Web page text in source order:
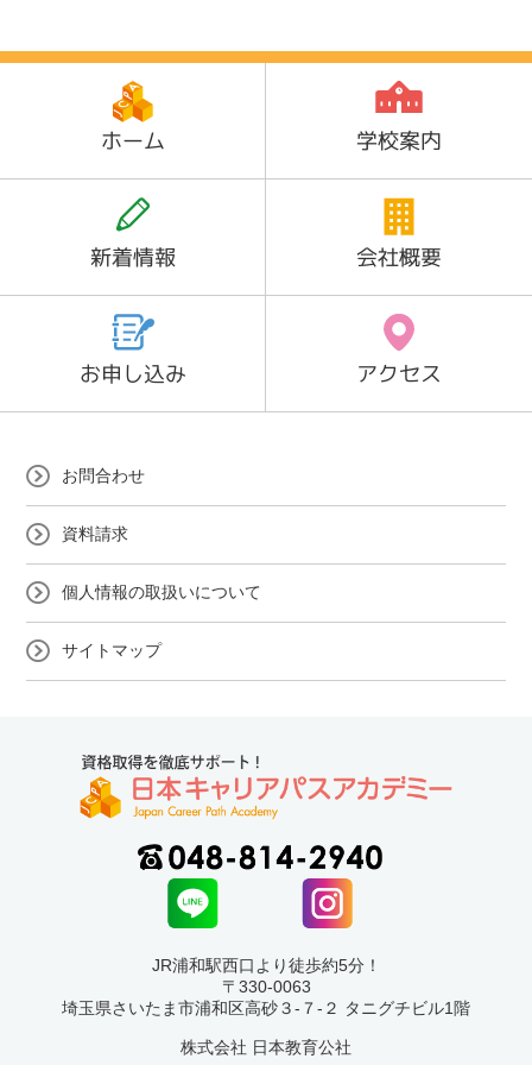
ホーム 学校案内
新着情報 会社概要
お申し込み アクセス
お問合わせ
資料請求
個人情報の取扱いについて
サイトマップ
JR浦和駅西口より徒歩約5分！
〒330-0063
埼玉県さいたま市浦和区高砂３-７-２ タニグチビル1階
株式会社 日本教育公社